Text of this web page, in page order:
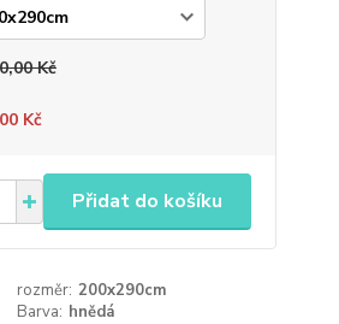
Kč
Kč
Přidat do košíku
rozměr: 200x290cm
Barva: hnědá